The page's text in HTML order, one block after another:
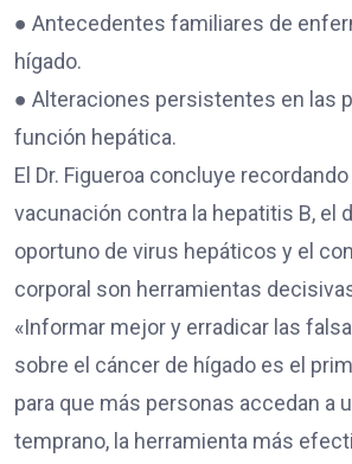
● Antecedentes familiares de
hígado.
● Alteraciones persistentes en las
función hepática.
El Dr. Figueroa concluye recordando
vacunación contra la hepatitis B, el
oportuno de virus hepáticos y el
corporal son herramientas
«Informar mejor y erradicar las
sobre el cáncer de hígado es el
para que más personas accedan a
temprano, la herramienta más